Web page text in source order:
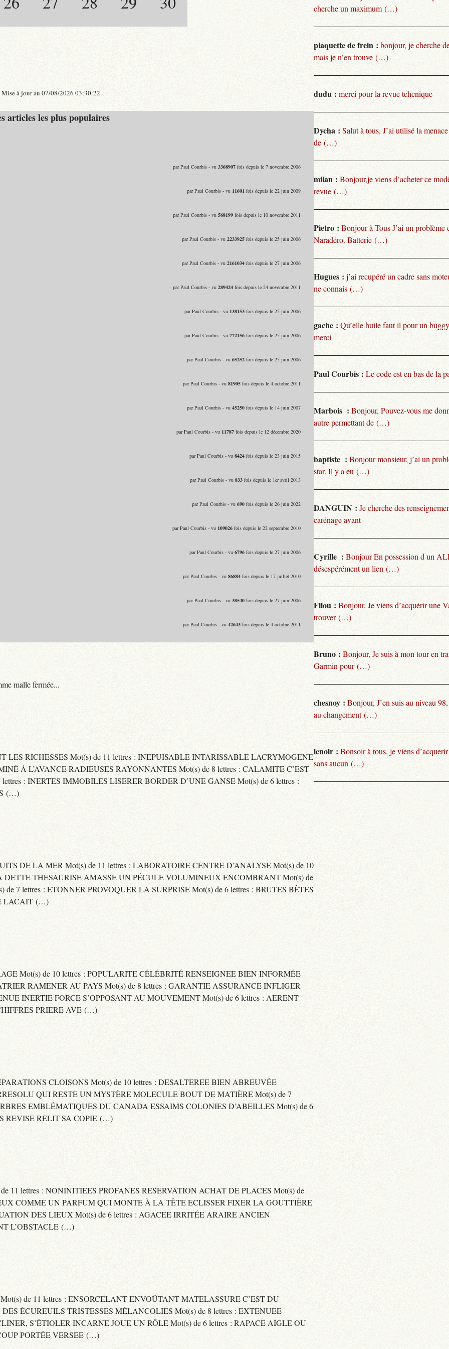
Mise à jour au 07/08/2026 03:30:22
articles les plus populaires
par Paul Courbis - vu 3368907fois depuis le 7 novembre 2006
par Paul Courbis - vu 11601 fois depuis le 22 juin 2009
par Paul Courbis - vu 568199fois depuis le 10 novembre 2011
par Paul Courbis - vu 2233925fois depuis le 25 juin 2006
par Paul Courbis - vu 2161034fois depuis le 27 juin 2006
par Paul Courbis - vu 289424fois depuis le 24 novembre 2011
par Paul Courbis - vu 138153fois depuis le 25 juin 2006
par Paul Courbis - vu 772156fois depuis le 25 juin 2006
par Paul Courbis - vu 65252fois depuis le 25 juin 2006
par Paul Courbis - vu 81905fois depuis le 4 octobre 2011
par Paul Courbis - vu 45250fois depuis le 14 juin 2007
par Paul Courbis - vu 11787fois depuis le 12 décembre 2020
par Paul Courbis - vu 8424fois depuis le 23 juin 2015
par Paul Courbis - vu 833fois depuis le 1er avril 2013
par Paul Courbis - vu 690fois depuis le 26 juin 2022
par Paul Courbis - vu 109026fois depuis le 22 septembre 2010
par Paul Courbis - vu 6796fois depuis le 27 juin 2006
par Paul Courbis - vu 86884fois depuis le 17 juillet 2010
par Paul Courbis - vu 38540fois depuis le 27 juin 2006
par Paul Courbis - vu 42643fois depuis le 4 octobre 2011
malle fermée...
LES RICHESSES Mot(s) de 11 lettres : INEPUISABLE INTARISSABLE LACRYMOGENE
À L’AVANCE RADIEUSES RAYONNANTES Mot(s) de 8 lettres : CALAMITE C’EST
: INERTES IMMOBILES LISERER BORDER D’UNE GANSE Mot(s) de 6 lettres :
(…)
DE LA MER Mot(s) de 11 lettres : LABORATOIRE CENTRE D’ANALYSE Mot(s) de 10
THESAURISE AMASSE UN PÉCULE VOLUMINEUX ENCOMBRANT Mot(s) de
7 lettres : ETONNER PROVOQUER LA SURPRISE Mot(s) de 6 lettres : BRUTES BÊTES
LACAIT (…)
Mot(s) de 10 lettres : POPULARITE CÉLÉBRITÉ RENSEIGNEE BIEN INFORMÉE
RAMENER AU PAYS Mot(s) de 8 lettres : GARANTIE ASSURANCE INFLIGER
INERTIE FORCE S’OPPOSANT AU MOUVEMENT Mot(s) de 6 lettres : AERENT
PRIERE AVE (…)
CLOISONS Mot(s) de 10 lettres : DESALTEREE BIEN ABREUVÉE
QUI RESTE UN MYSTÈRE MOLECULE BOUT DE MATIÈRE Mot(s) de 7
EMBLÉMATIQUES DU CANADA ESSAIMS COLONIES D’ABEILLES Mot(s) de 6
REVISE RELIT SA COPIE (…)
11 lettres : NONINITIEES PROFANES RESERVATION ACHAT DE PLACES Mot(s) de
COMME UN PARFUM QUI MONTE À LA TÊTE ECLISSER FIXER LA GOUTTIÈRE
DES LIEUX Mot(s) de 6 lettres : AGACEE IRRITÉE ARAIRE ANCIEN
L’OBSTACLE (…)
de 11 lettres : ENSORCELANT ENVOÛTANT MATELASSURE C’EST DU
ÉCUREUILS TRISTESSES MÉLANCOLIES Mot(s) de 8 lettres : EXTENUEE
S’ÉTIOLER INCARNE JOUE UN RÔLE Mot(s) de 6 lettres : RAPACE AIGLE OU
PORTÉE VERSEE (…)
cherche un maximum (…)
plaquette de frein : bonjour, je cherche
mais je n’en trouve (…)
dudu : merci pour la revue tehcnique
Dycha : Salut à tous, J’ai utilisé la
de (…)
milan : Bonjour,je viens d’acheter ce
revue (…)
Pietro : Bonjour à Tous J’ai un problème
Naradéro. Batterie (…)
Hugues : j’ai recupéré un cadre sans
ne connais (…)
gache : Qu’elle huile faut il pour un
merci
Paul Courbis : Le code est en bas de la
Marbois : Bonjour, Pouvez-vous me
autre permettant de (…)
baptiste : Bonjour monsieur, j’ai un
star. Il y a eu (…)
DANGUIN : Je cherche des
carénage avant
Cyrille : Bonjour En possession d un
désespérément un lien (…)
Filou : Bonjour, Je viens d’acquérir une
trouver (…)
Bruno : Bonjour, Je suis à mon tour en
Garmin pour (…)
chesnoy : Bonjour, J’en suis au niveau
au changement (…)
lenoir : Bonsoir à tous, je viens
sans aucun (…)